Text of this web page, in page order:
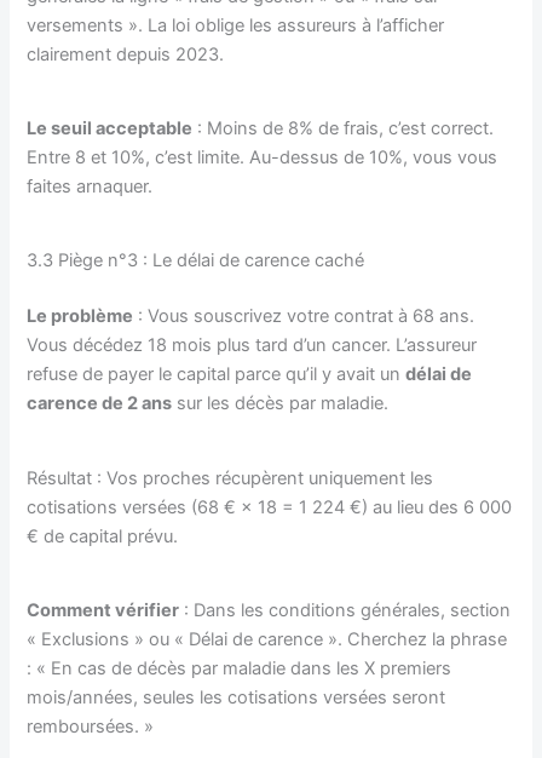
versements ». La loi oblige les assureurs à l’afficher
clairement depuis 2023.
Le seuil acceptable : Moins de 8% de frais, c’est correct.
Entre 8 et 10%, c’est limite. Au-dessus de 10%, vous vous
faites arnaquer.
3.3 Piège n°3 : Le délai de carence caché
Le problème : Vous souscrivez votre contrat à 68 ans.
Vous décédez 18 mois plus tard d’un cancer. L’assureur
refuse de payer le capital parce qu’il y avait undélai de
carence de 2 ans sur les décès par maladie.
Résultat : Vos proches récupèrent uniquement les
cotisations versées (68 € × 18 = 1 224 €) au lieu des 6 000
€ de capital prévu.
Comment vérifier : Dans les conditions générales, section
« Exclusions » ou « Délai de carence ». Cherchez la phrase
: « En cas de décès par maladie dans les X premiers
mois/années, seules les cotisations versées seront
remboursées. »